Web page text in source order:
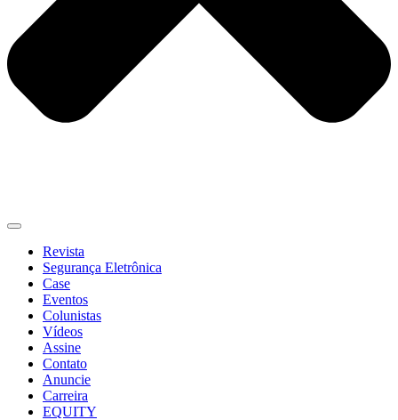
Revista
Segurança Eletrônica
Case
Eventos
Colunistas
Vídeos
Assine
Contato
Anuncie
Carreira
EQUITY